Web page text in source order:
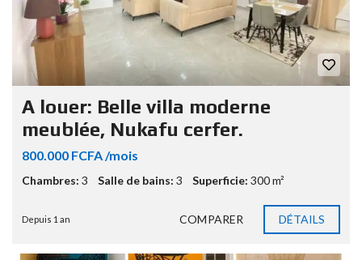
A louer: Belle villa moderne
meublée, Nukafu cerfer.
800.000 FCFA /mois
Chambres: 3 Salle de bains: 3 Superficie: 300 m²
Depuis 1 an COMPARER DÉTAILS